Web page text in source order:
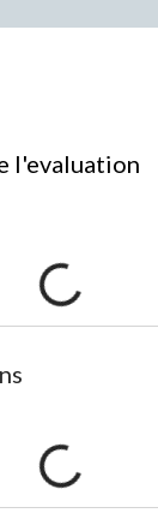
l'evaluation